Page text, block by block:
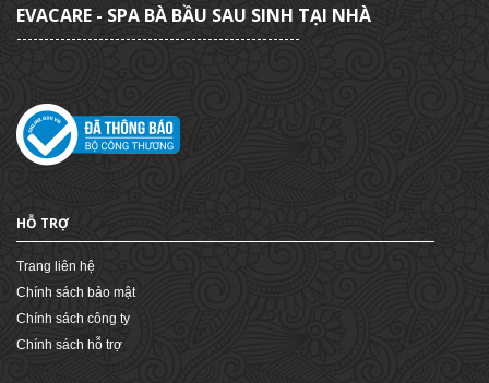
EVACARE - SPA BÀ BẦU SAU SINH TẠI NHÀ
----------------------------------------------------
HỖ TRỢ
Trang liên hệ
Chính sách bảo mật
Chính sách công ty
Chính sách hỗ trợ